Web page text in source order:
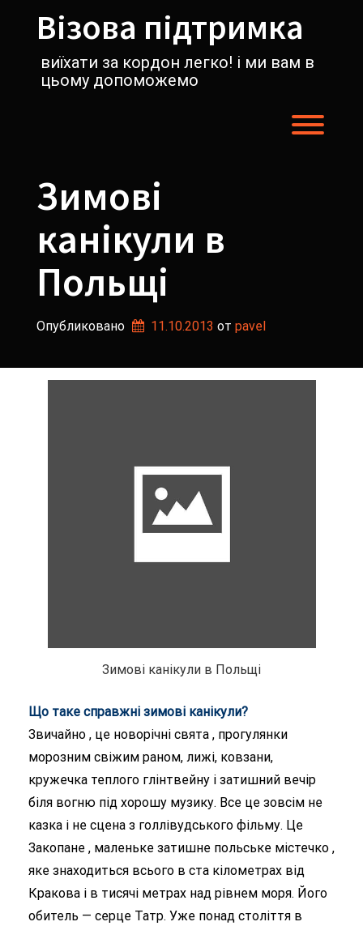
содержимомуВізова підтримка
виїхати за кордон легко! і ми вам в
цьому допоможемо
Зимові
канікули в
Польщі
Опубликовано 11.10.2013 от pavel
Зимові канікули в Польщі
Що таке справжні зимові канікули?
Звичайно , це новорічні свята , прогулянки
морозним свіжим раном, лижі, ковзани,
кружечка теплого глінтвейну і затишний вечір
біля вогню під хорошу музику. Все це зовсім не
казка і не сцена з голлівудського фільму. Це
Закопане , маленьке затишне польське містечко ,
яке знаходиться всього в ста кілометрах від
Кракова і в тисячі метрах над рівнем моря. Його
обитель — серце Татр. Уже понад століття в